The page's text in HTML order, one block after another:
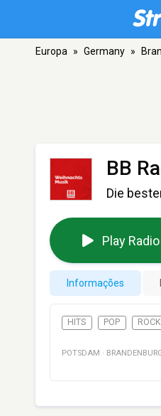
Europa » Germany »
BB
Die
Play Radio
Informações
HITS POP ROCK
POTSDAM ·